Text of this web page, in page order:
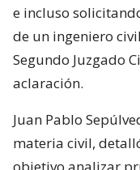
e incluso
de un ingeniero
Segundo Juzgado
aclaración.
Juan Pablo
materia civil,